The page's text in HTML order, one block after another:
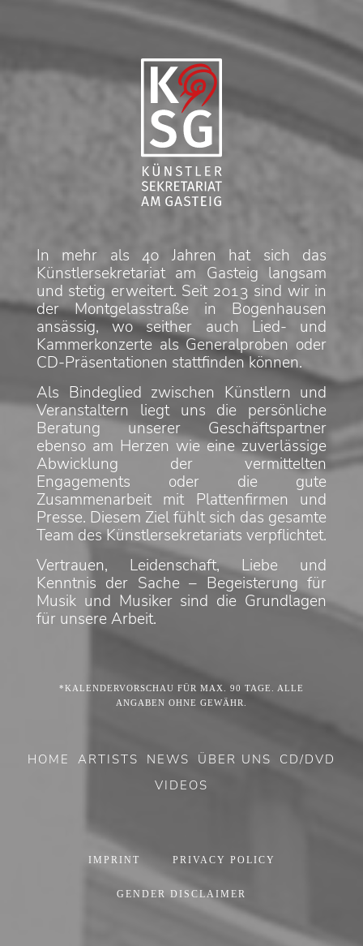
In mehr als 40 Jahren hat sich das
Künstlersekretariat am Gasteig langsam
und stetig erweitert. Seit 2013 sind wir in
der Montgelasstraße in Bogenhausen
ansässig, wo seither auch Lied- und
Kammerkonzerte als Generalproben oder
CD-Präsentationen stattfinden können.
Als Bindeglied zwischen Künstlern und
Veranstaltern liegt uns die persönliche
Beratung unserer Geschäftspartner
ebenso am Herzen wie eine zuverlässige
Abwicklung der vermittelten
Engagements oder die gute
Zusammenarbeit mit Plattenfirmen und
Presse. Diesem Ziel fühlt sich das gesamte
Team des Künstlersekretariats verpflichtet.
Vertrauen, Leidenschaft, Liebe und
Kenntnis der Sache – Begeisterung für
Musik und Musiker sind die Grundlagen
für unsere Arbeit.
*KALENDERVORSCHAU FÜR MAX. 90 TAGE. ALLE
ANGABEN OHNE GEWÄHR.
HOME ARTISTS NEWS ÜBER UNS
CD/DVD
VIDEOS
IMPRINT PRIVACY POLICY
GENDER DISCLAIMER